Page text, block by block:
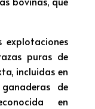
explotaciones
puras de
incluidas en
de
en